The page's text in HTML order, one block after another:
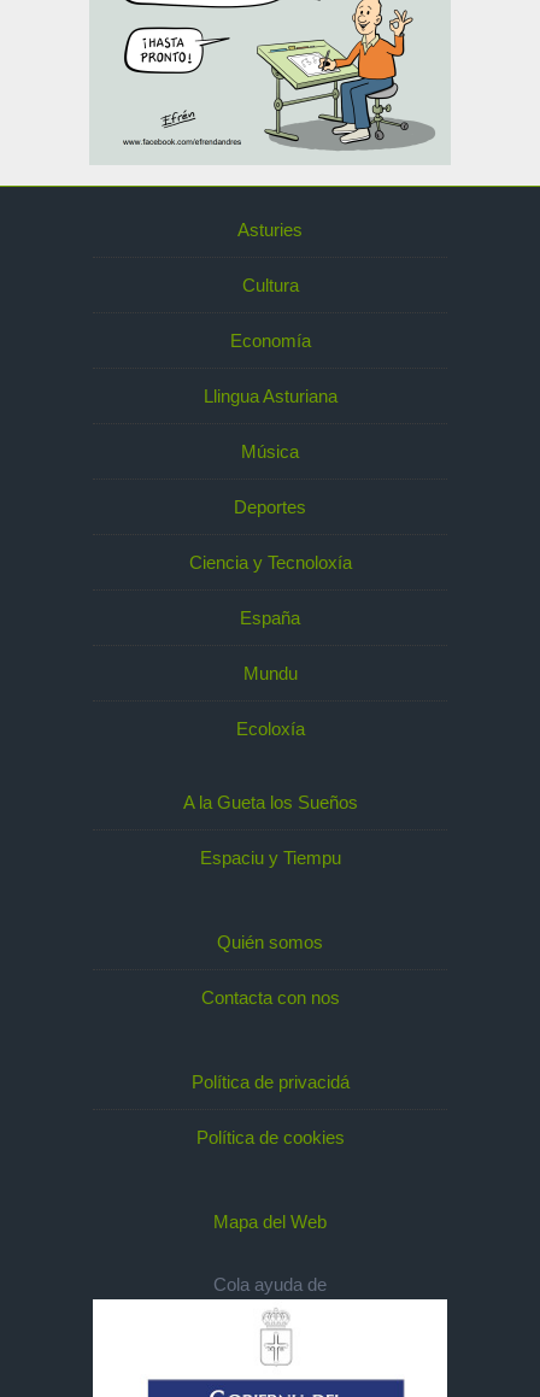
Asturies
Cultura
Economía
Llingua Asturiana
Música
Deportes
Ciencia y Tecnoloxía
España
Mundu
Ecoloxía
A la Gueta los Sueños
Espaciu y Tiempu
Quién somos
Contacta con nos
Política de privacidá
Política de cookies
Mapa del Web
Cola ayuda de